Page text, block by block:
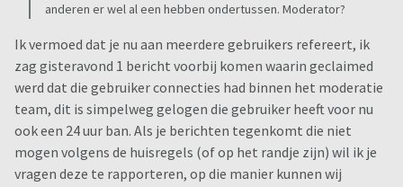
anderen er wel al een hebben ondertussen. Moderator?
Ik vermoed dat je nu aan meerdere gebruikers refereert, ik
zag gisteravond 1 bericht voorbij komen waarin geclaimed
werd dat die gebruiker connecties had binnen het moderatie
team, dit is simpelweg gelogen die gebruiker heeft voor nu
ook een 24 uur ban. Als je berichten tegenkomt die niet
mogen volgens de huisregels (of op het randje zijn) wil ik je
vragen deze te rapporteren, op die manier kunnen wij